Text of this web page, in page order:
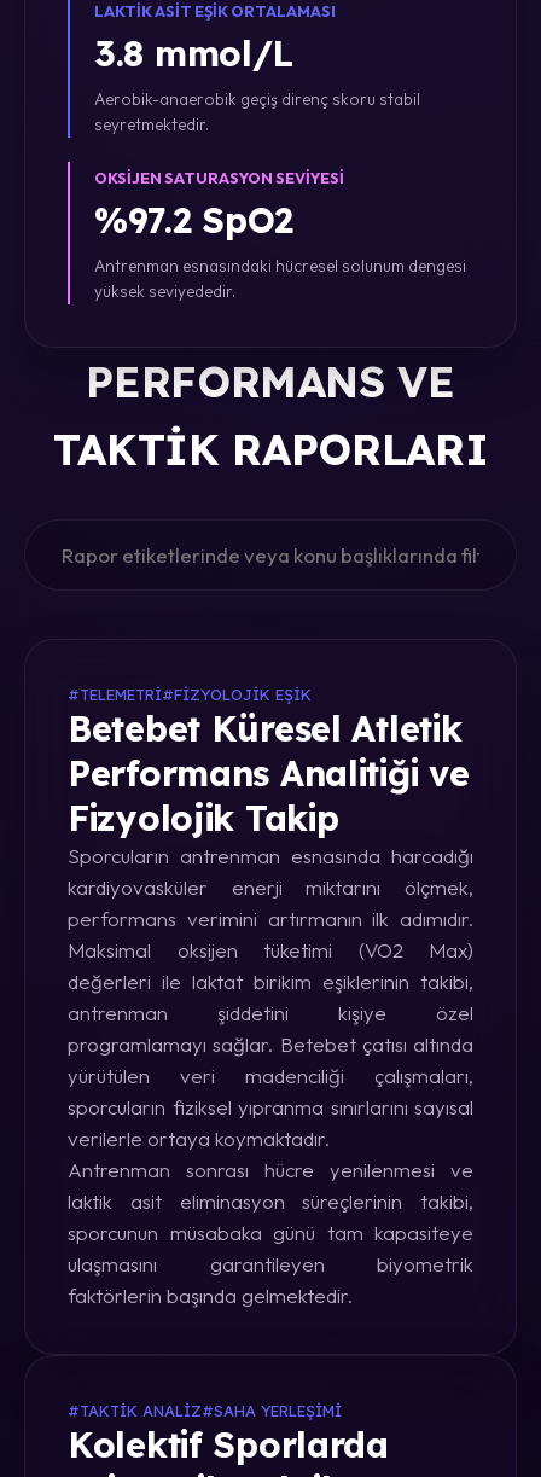
LAKTIK ASIT EŞIK ORTALAMASI
3.8 mmol/L
Aerobik-anaerobik geçiş direnç skoru stabil
seyretmektedir.
OKSIJEN SATURASYON SEVIYESI
%97.2 SpO2
Antrenman esnasındaki hücresel solunum dengesi
yüksek seviyededir.
PERFORMANS VE
TAKTIK RAPORLARI
#TELEMETRI#FIZYOLOJIK EŞIK
Betebet Küresel Atletik
Performans Analitiği ve
Fizyolojik Takip
Sporcuların antrenman esnasında harcadığı
kardiyovasküler enerji miktarını ölçmek,
performans verimini artırmanın ilk adımıdır.
Maksimal oksijen tüketimi (VO2 Max)
değerleri ile laktat birikim eşiklerinin takibi,
antrenman şiddetini kişiye özel
programlamayı sağlar. Betebet çatısı altında
yürütülen veri madenciliği çalışmaları,
sporcuların fiziksel yıpranma sınırlarını sayısal
verilerle ortaya koymaktadır.
Antrenman sonrası hücre yenilenmesi ve
laktik asit eliminasyon süreçlerinin takibi,
sporcunun müsabaka günü tam kapasiteye
ulaşmasını garantileyen biyometrik
faktörlerin başında gelmektedir.
#TAKTIK ANALIZ#SAHA YERLEŞIMI
Kolektif Sporlarda